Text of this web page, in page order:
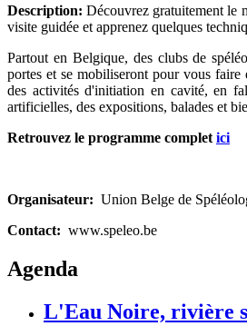
Description: Découvrez gratuitement le
visite guidée et apprenez quelques
Partout en Belgique, des clubs de
portes et se mobiliseront pour vous
des activités d'initiation en cavité, en
artificielles, des expositions, balades et
Retrouvez le programme complet ici
Organisateur: Union Belge de
Contact: www.speleo.be
Agenda
L'Eau Noire, rivière